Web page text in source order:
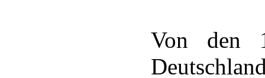
Von den